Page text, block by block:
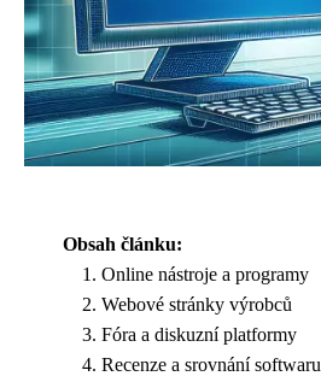
Obsah článku:
Online nástroje a programy
Webové stránky výrobců
Fóra a diskuzní platformy
Recenze a srovnání softwaru